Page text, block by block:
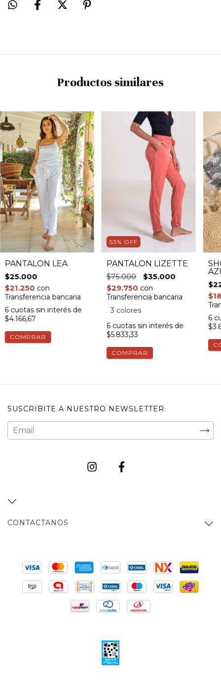
Productos similares
PANTALÓN LÈA
$25.000
$21.250 con
Transferencia bancaria
6 cuotas sin interés de
$4.166,67
COMPRAR
53% OFF
PANTALÓN LIZETTE
$75.000
$35.000
$29.750 con
Transferencia bancaria
3 colores
6 cuotas sin interés de
$5.833,33
COMPRAR
6
SUSCRIBITE A NUESTRO NEWSLETTER
CONTACTANOS